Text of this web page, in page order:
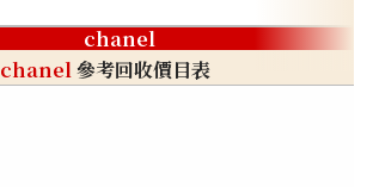
chanel
chanel參考回收價目表